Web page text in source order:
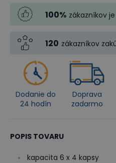
100% zákazníkov
120 zákazníkov
Dodanie do
24 hodín
Doprava
zadarmo
POPIS TOVARU
kapacita 6 x 4 kapsy